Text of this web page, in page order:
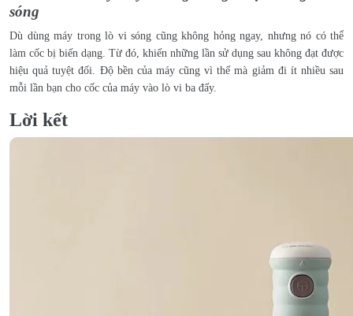
sóng
Dù dùng máy trong lò vi sóng cũng không hỏng ngay, nhưng nó có thể
làm cốc bị biến dạng. Từ đó, khiến những lần sử dụng sau không đạt được
hiệu quả tuyệt đối. Độ bền của máy cũng vì thế mà giảm đi ít nhiều sau
mỗi lần bạn cho cốc của máy vào lò vi ba đấy.
Lời kết